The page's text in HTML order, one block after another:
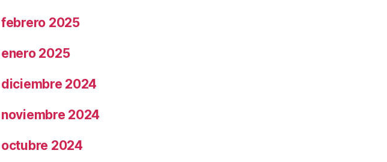
febrero 2025
enero 2025
diciembre 2024
noviembre 2024
octubre 2024